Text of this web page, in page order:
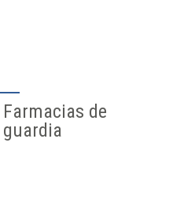
Farmacias de
guardia